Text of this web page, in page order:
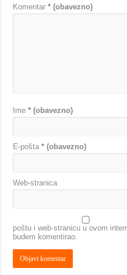
Komentar* (obavezno)
Ime* (obavezno)
E-pošta* (obavezno)
Web-stranica
poštu i web-stranicu u ovom
budem komentirao.